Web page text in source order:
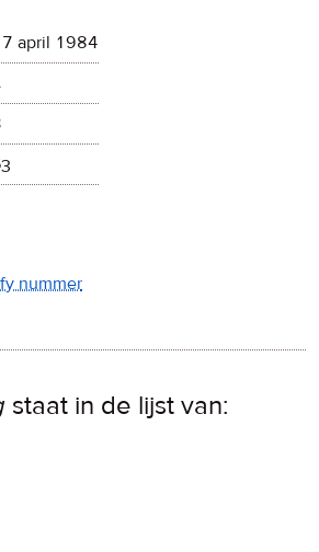
april 1984
nummer
staat in de lijst van: